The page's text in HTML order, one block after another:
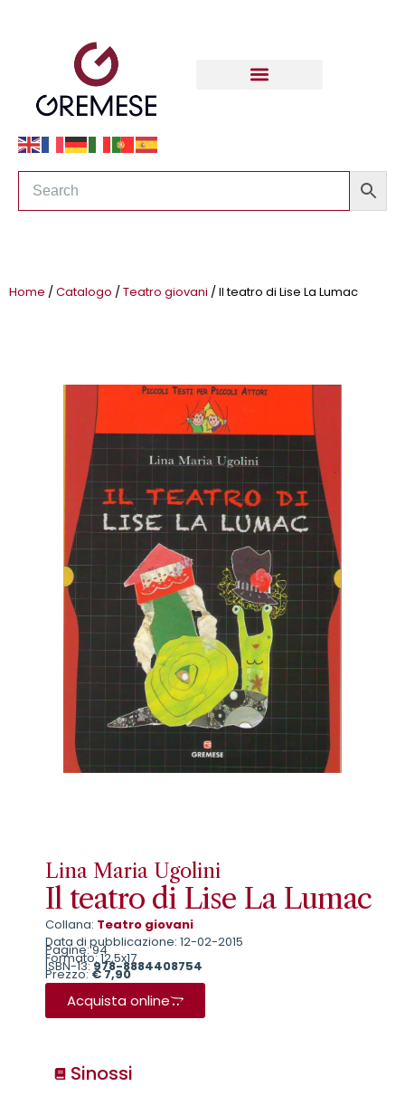
Home /Catalogo /Teatro giovani / Il teatro di Lise La Lumac
Lina Maria Ugolini
Il teatro di Lise La Lumac
Collana: Teatro giovani
Data di pubblicazione: 12-02-2015
Pagine: 94
Formato: 12,5x17
ISBN-13:978-8884408754
Prezzo:€ 7,90
Acquista online
Sinossi